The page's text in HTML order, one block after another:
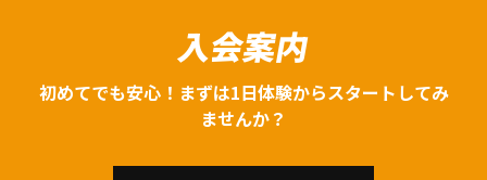
入会案内
初めてでも安心！まずは1日体験からスタートしてみ
ませんか？